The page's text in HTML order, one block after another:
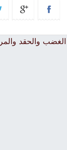
والحقد